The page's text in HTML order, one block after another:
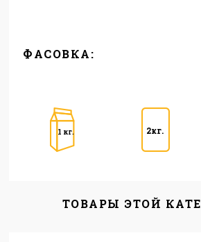
ФАСОВКА:
1 кг. 2кг.
ТОВАРЫ ЭТОЙ